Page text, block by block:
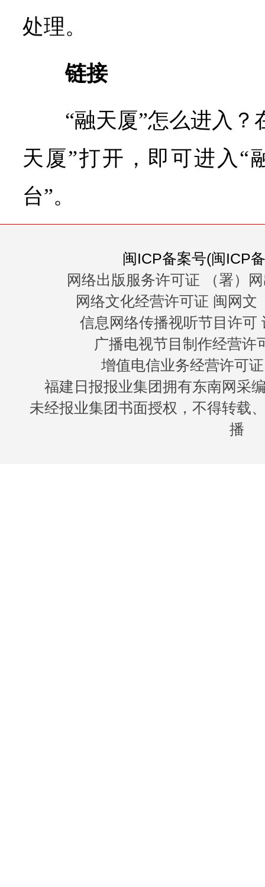
处理。
链接
“融天厦”怎么进入？
天厦”打开，即可进入“
台”。
闽ICP备案号(闽ICP
网络出版服务许可证 （署）
网络文化经营许可证 闽网文
信息网络传播视听节目许可
广播电视节目制作经营许
增值电信业务经营许可
福建日报报业集团拥有东南网采
未经报业集团书面授权，不得转载
播